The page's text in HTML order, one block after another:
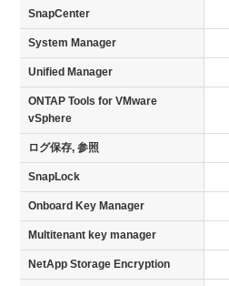
SnapCenter
System Manager
Unified Manager
ONTAP Tools for VMware
vSphere
ログ保存, 参照
SnapLock
Onboard Key Manager
Multitenant key manager
NetApp Storage Encryption